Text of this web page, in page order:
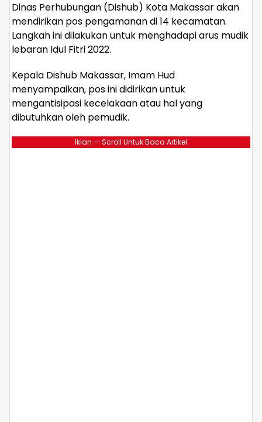
Dinas Perhubungan (Dishub) Kota Makassar akan
mendirikan pos pengamanan di 14 kecamatan.
Langkah ini dilakukan untuk menghadapi arus mudik
lebaran Idul Fitri 2022.
Kepala Dishub Makassar, Imam Hud
menyampaikan, pos ini didirikan untuk
mengantisipasi kecelakaan atau hal yang
dibutuhkan oleh pemudik.
Iklan — Scroll Untuk Baca Artikel